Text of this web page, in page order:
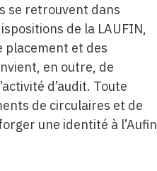
se retrouvent dans
de la LAUFIN,
placement et des
en outre, de
d’audit. Toute
de circulaires et de
une identité à l’Aufin